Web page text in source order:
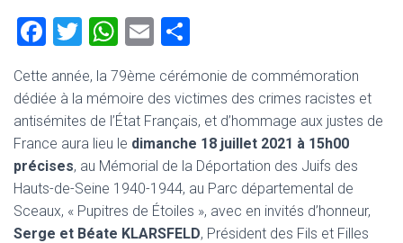
F
ce
b
o
ok
T
tt
er
W
at
s
A
p
p
E
ai
l
ta
g
er
Cette année, la 79ème cérémonie de commémoration
dédiée à la mémoire des victimes des crimes racistes et
antisémites de l’État Français, et d’hommage aux justes de
France aura lieu le dimanche 18 juillet 2021 à 15h00
précises, au Mémorial de la Déportation des Juifs des
Hauts-de-Seine 1940-1944, au Parc départemental de
Sceaux, « Pupitres de Étoiles », avec en invités d’honneur,
Serge et Béate KLARSFELD, Président des Fils et Filles